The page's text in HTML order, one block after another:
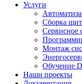
Услуги
Сборка
Сервисное
Монтаж
Обучение
Наши проекты